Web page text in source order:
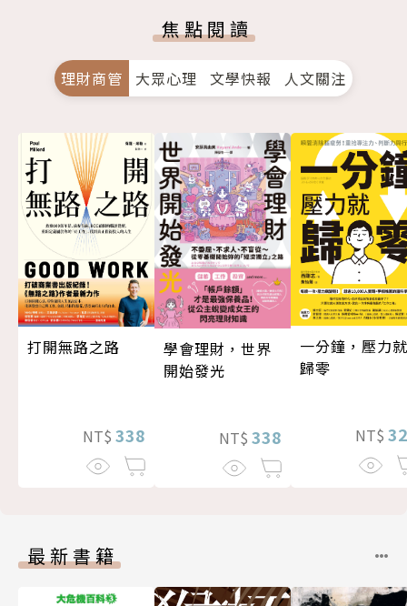
焦點閱讀
理財商管 大眾心理 文學快報 人文關注
打開無路之路
NT$ 338
學會理財，世界
開始發光
NT$ 338
一分鐘，壓力就
歸零
NT$
最新書籍